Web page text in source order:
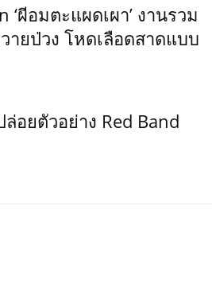
‘ผีอมตะแผดเผา’ งานรวม
ยป่วง โหดเลือดสาดแบบ
ล่อยตัวอย่าง Red Band